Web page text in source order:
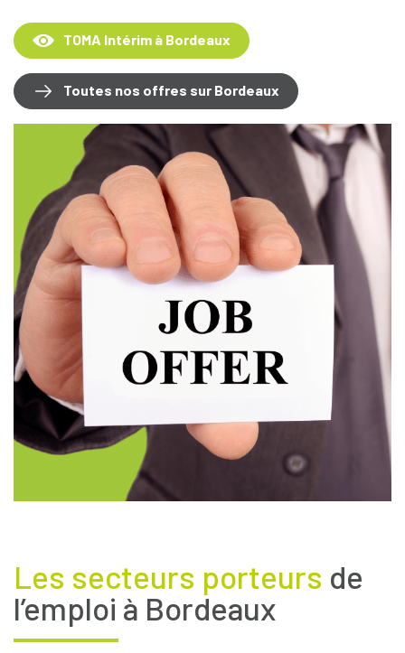
TOMA Intérim à Bordeaux
Toutes nos offres sur Bordeaux
Les secteurs porteurs de
l’emploi à Bordeaux